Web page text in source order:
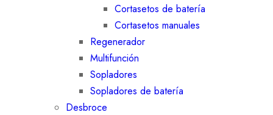
Cortasetos de batería
Cortasetos manuales
Regenerador
Multifunción
Sopladores
Sopladores de batería
Desbroce